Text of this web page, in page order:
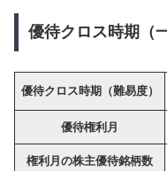
優待クロス時期（
優待クロス時期（難易度）
優待権利月
権利月の株主優待銘柄数